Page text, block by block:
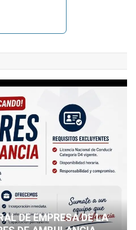
DE EMPRESA DE LA